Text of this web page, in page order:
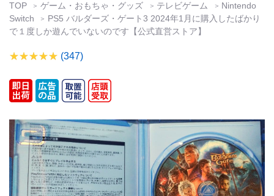
TOP ゲーム・おもちゃ・グッズ テレビゲーム
Nintendo
Switch
PS5 バルダーズ・ゲート3 2024年1月に購入したばかり
で１度しか遊んでいないのです【公式直営ストア】
(347)